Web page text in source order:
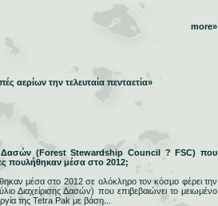
more»
αερίων την τελευταία πενταετία»
Δασών (Forest Stewardship Council ? FSC) που
πουλήθηκαν μέσα στο 2012;
μέσα στο 2012 σε ολόκληρο τον κόσμο φέρει την
Διαχείρισης Δασών) που επιβεβαιώνει το μειωμένο
της Tetra Pak με βάση...